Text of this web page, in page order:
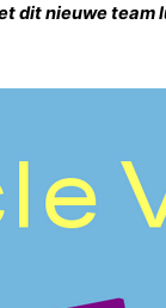
dit nieuwe team